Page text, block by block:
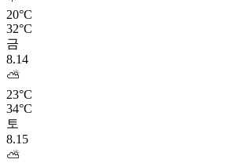
20°C
32°C
금
8.14
⛅
23°C
34°C
토
8.15
⛅